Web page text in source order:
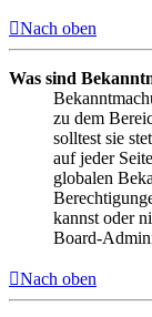
Nach oben
Was sind
zu dem
solltest sie
auf jeder
globalen
kannst oder
Board-
Nach oben